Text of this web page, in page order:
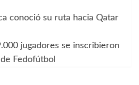
conoció su ruta hacia Qatar
jugadores se inscribieron
Fedofútbol